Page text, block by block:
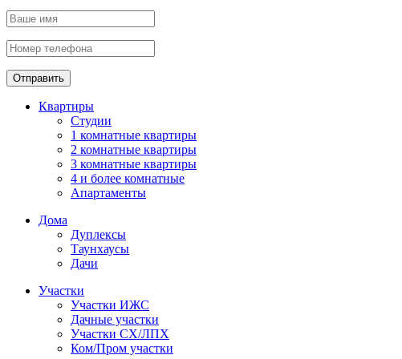
Отправить
Квартиры
Студии
1 комнатные квартиры
2 комнатные квартиры
3 комнатные квартиры
4 и более комнатные
Апартаменты
Дома
Дуплексы
Таунхаусы
Дачи
Участки
Участки ИЖС
Дачные участки
Участки СХ/ЛПХ
Ком/Пром участки